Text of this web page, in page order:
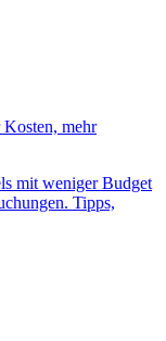
mit weniger Budget
Tipps,